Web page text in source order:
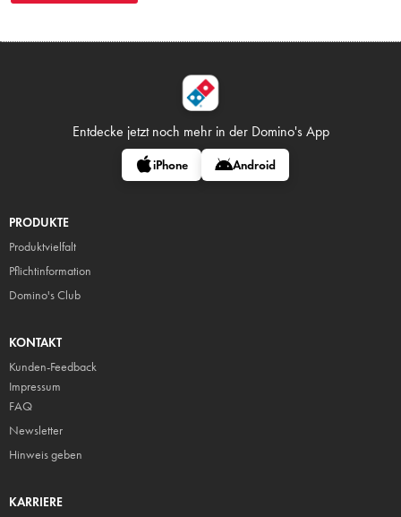
Entdecke jetzt noch mehr in der Domino's App
iPhone Android
PRODUKTE
Produktvielfalt
Pflichtinformation
Domino's Club
KONTAKT
Kunden-Feedback
Impressum
FAQ
Newsletter
Hinweis geben
KARRIERE